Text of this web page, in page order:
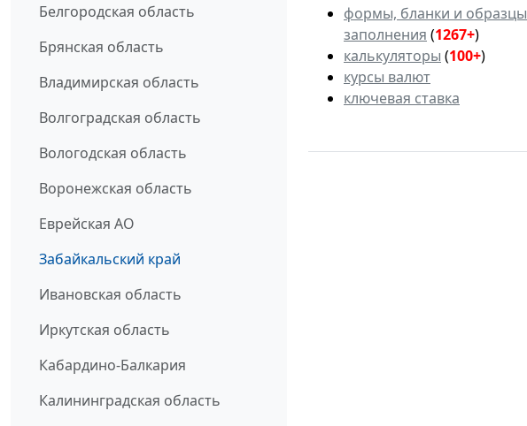
Белгородская область
Брянская область
Владимирская область
Волгоградская область
Вологодская область
Воронежская область
Еврейская АО
Забайкальский край
Ивановская область
Иркутская область
Кабардино-Балкария
Калининградская область
формы, бланки и образцы
заполнения (1267+)
калькуляторы (100+)
курсы валют
ключевая ставка